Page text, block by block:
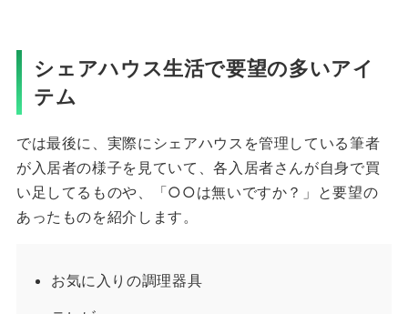
シェアハウス生活で要望の多いアイ
テム
では最後に、実際にシェアハウスを管理している筆者
が入居者の様子を見ていて、各入居者さんが自身で買
い足してるものや、「○○は無いですか？」と要望の
あったものを紹介します。
お気に入りの調理器具